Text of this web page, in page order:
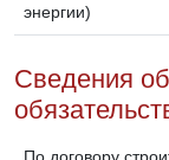
энергии)
Сведения
По договору